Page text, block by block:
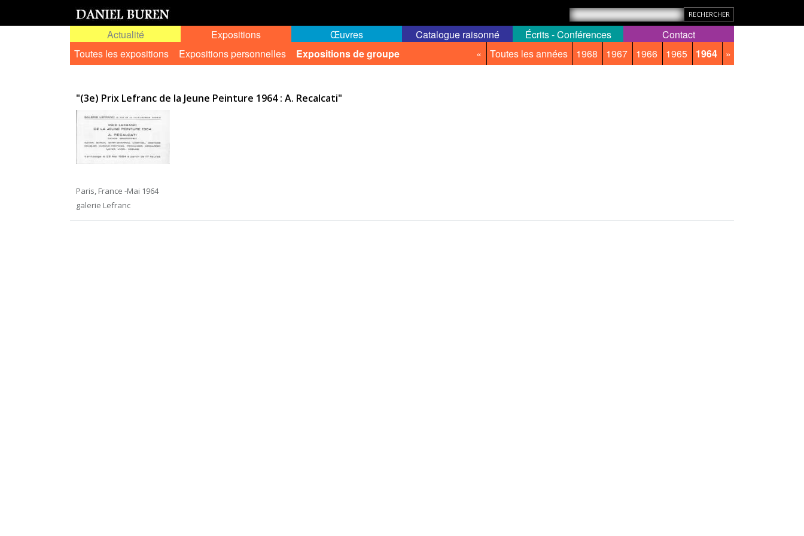
Actualité
Expositions
Toutes les expositions
Expositions personnelles Expositions de groupe « Toutes les années 1968 1967 1966 1965 1964 »
Œuvres Catalogue raisonné Écrits - Conférences Contact
"(3e) Prix Lefranc de la Jeune Peinture 1964 : A. Recalcati"
Paris, France -Mai 1964
galerie Lefranc